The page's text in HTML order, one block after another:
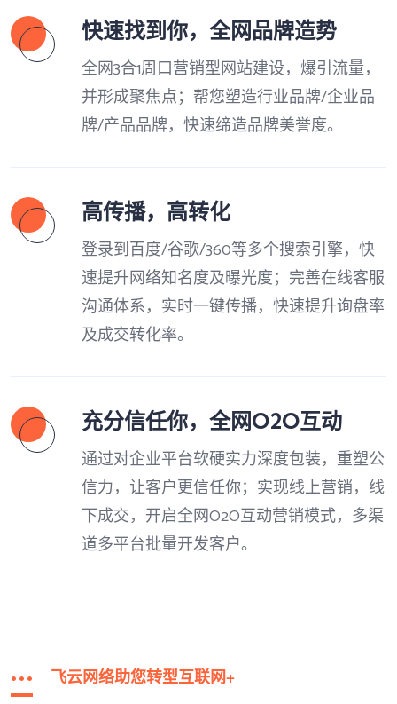
快速找到你，全网品牌造势
全网3合1周口营销型网站建设，爆引流量，
并形成聚焦点；帮您塑造行业品牌/企业品
牌/产品品牌，快速缔造品牌美誉度。
高传播，高转化
登录到百度/谷歌/360等多个搜索引擎，快
速提升网络知名度及曝光度；完善在线客服
沟通体系，实时一键传播，快速提升询盘率
及成交转化率。
充分信任你，全网O2O互动
通过对企业平台软硬实力深度包装，重塑公
信力，让客户更信任你；实现线上营销，线
下成交，开启全网O2O互动营销模式，多渠
道多平台批量开发客户。
飞云网络助您转型互联网+